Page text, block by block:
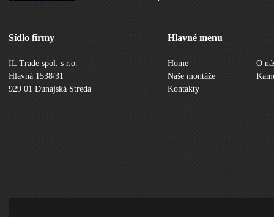
Sídlo firmy
IL Trade spol. s r.o.
Hlavná 1538/31
929 01 Dunajská Streda
Hlavné menu
Home
O
Naše montáže
Kontakty